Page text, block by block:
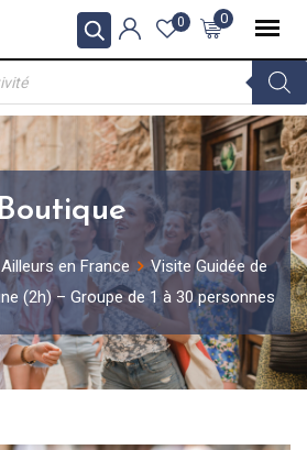
0
0
Ailleurs en France
Visite Guidée de
(2h) – Groupe de 1 à 30 personnes